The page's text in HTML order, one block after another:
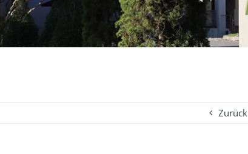
Zurück